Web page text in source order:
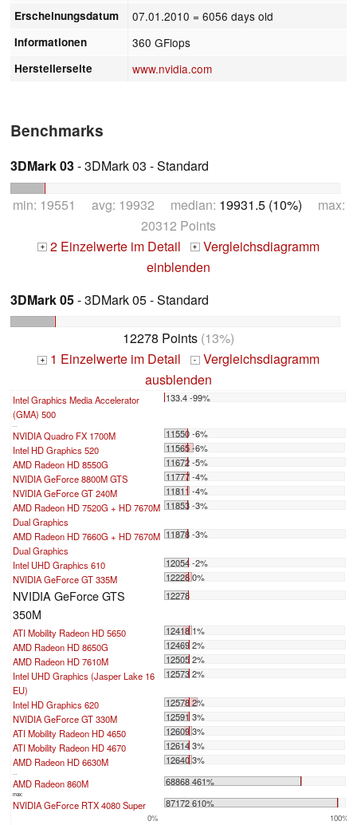
Erscheinungsdatum 07.01.2010 = 6056 days old
Informationen 360 GFlops
Herstellerseite www.nvidia.com
Benchmarks
3DMark 03- 3DMark 03 - Standard
min: 19551 avg: 19932 median: 19931.5 (10%) max:
20312 Points
+ 2 Einzelwerte im Detail + Vergleichsdiagramm
einblenden
3DMark 05- 3DMark 05 - Standard
12278 Points (13%)
+ 1 Einzelwerte im Detail - Vergleichsdiagramm
ausblenden
Intel Graphics Media Accelerator
(GMA) 500
133.4 -99%
...
NVIDIA Quadro FX 1700M
11550 -6%
Intel HD Graphics 520
11565 -6%
AMD Radeon HD 8550G
11672 -5%
NVIDIA GeForce 8800M GTS
11777 -4%
NVIDIA GeForce GT 240M
11811 -4%
AMD Radeon HD 7520G + HD 7670M
Dual Graphics
11853 -3%
AMD Radeon HD 7660G + HD 7670M
Dual Graphics
11878 -3%
Intel UHD Graphics 610
12054 -2%
NVIDIA GeForce GT 335M
12228 0%
NVIDIA GeForce GTS
350M
12278
ATI Mobility Radeon HD 5650
12418 1%
AMD Radeon HD 8650G
12469 2%
AMD Radeon HD 7610M
12505 2%
Intel UHD Graphics (Jasper Lake 16
EU)
12573 2%
Intel HD Graphics 620
12578 2%
NVIDIA GeForce GT 330M
12591 3%
ATI Mobility Radeon HD 4650
12609 3%
ATI Mobility Radeon HD 4670
12614 3%
AMD Radeon HD 6630M
12640 3%
...
AMD Radeon 860M 68868 461%
max:
NVIDIA GeForce RTX 4080 Super 87172 610%
0% 100%